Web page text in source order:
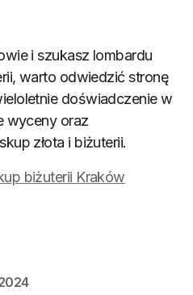
i szukasz lombardu
warto odwiedzić stronę
doświadczenie w
wyceny oraz
złota i biżuterii.
biżuterii Kraków